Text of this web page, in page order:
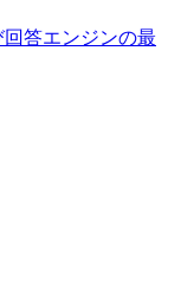
答エンジンの最